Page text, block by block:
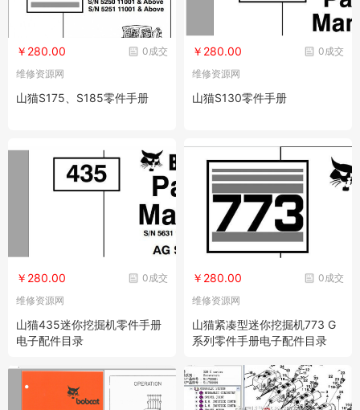
0成交
￥280.00
维修资源网
山猫S175、S185零件手册
0成交
￥280.00
维修资源网
山猫S130零件手册
0成交
￥280.00
维修资源网
山猫435迷你挖掘机零件手册
电子配件目录
0成交
￥280.00
维修资源网
山猫紧凑型迷你挖掘机773 G
系列零件手册电子配件目录